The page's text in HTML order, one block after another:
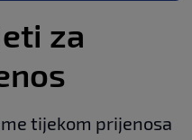
za
tijekom prijenosa